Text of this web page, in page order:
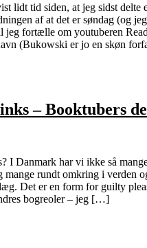
lidt tid siden, at jeg sidst delte
af at det er søndag (og
jeg fortælle om youtuberen
(Bukowski er jo en skøn
– Booktubers
I Danmark har vi ikke så
mange rundt omkring i verden
Det er en form for guilty
bogreoler – jeg […]